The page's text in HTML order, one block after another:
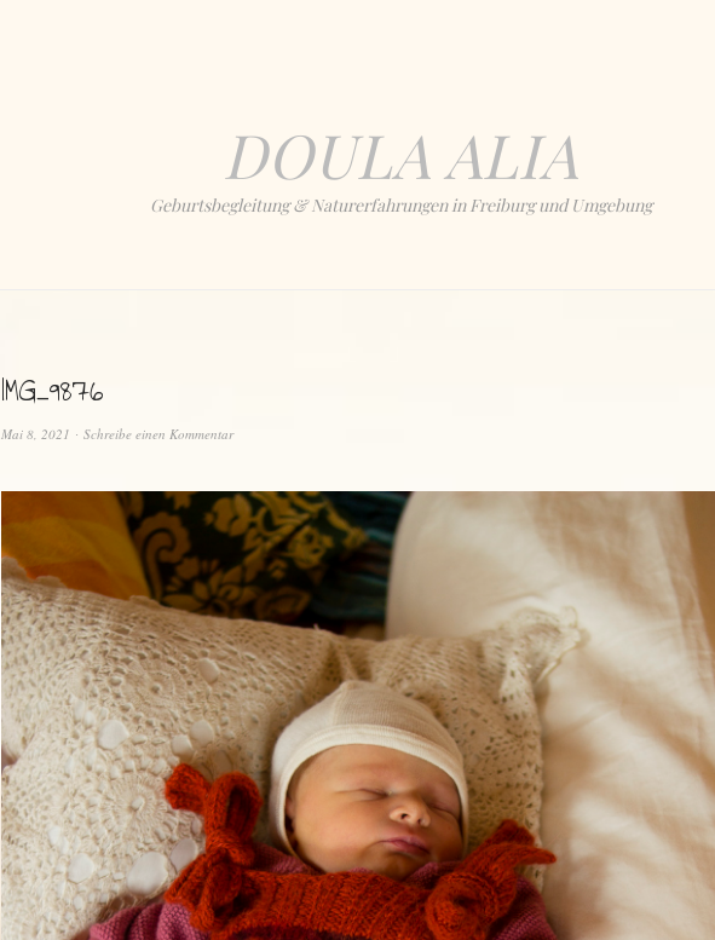
DOULA ALIA
Geburtsbegleitung & Naturerfahrungen in Freiburg und Umgebung
IMG_9876
Mai 8, 2021 Schreibe einen Kommentar